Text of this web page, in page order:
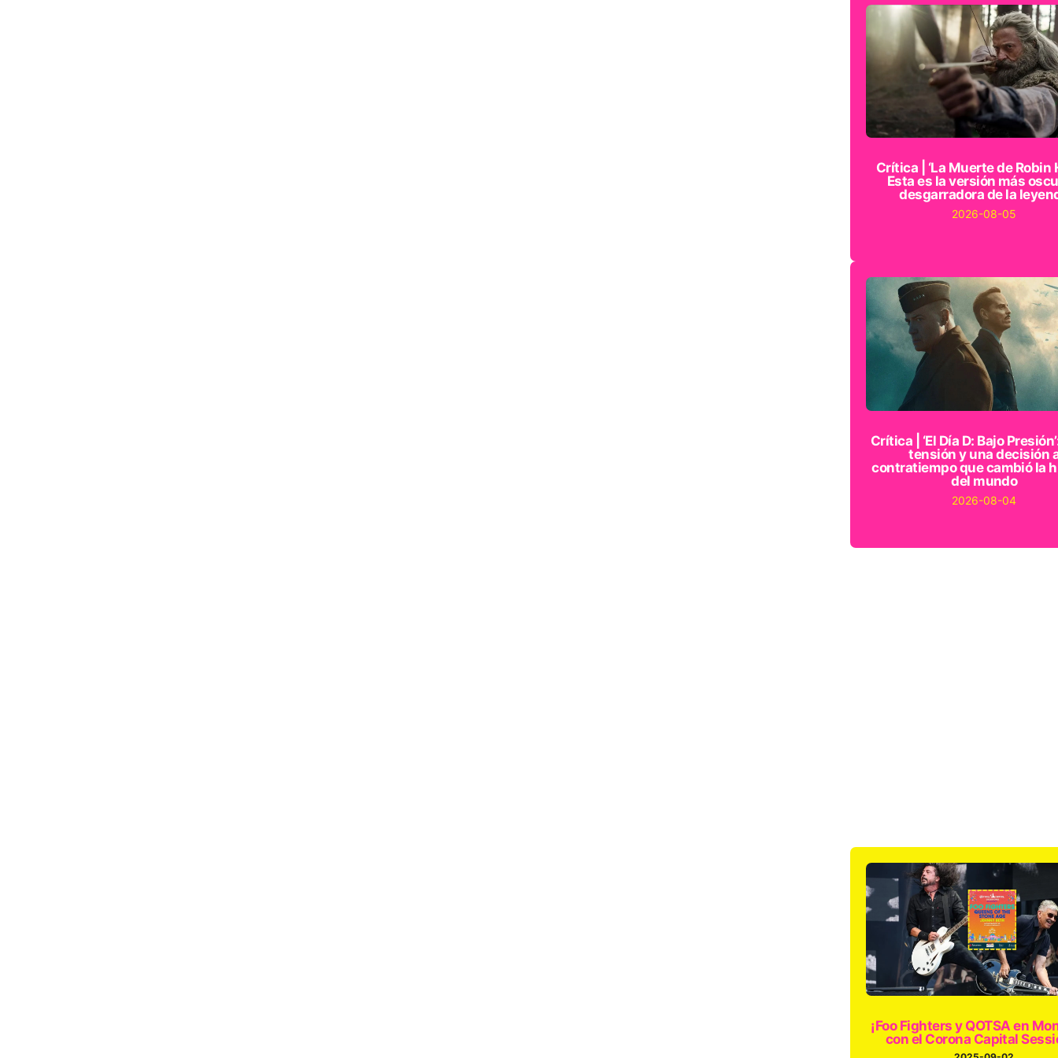
Crítica | ‘La Muerte de Robin
Esta es la versión más
desgarradora de la
2026-08-05
Crítica | ‘El Día D: Bajo
tensión y una decisión
contratiempo que cambió la
del mundo
2026-08-04
¡Foo Fighters y QOTSA en
con el Corona Capital